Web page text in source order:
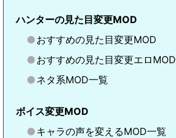
ハンターの見た目変更MOD
おすすめの見た目変更MOD
おすすめの見た目変更エロMOD
ネタ系MOD一覧
ボイス変更MOD
キャラの声を変えるMOD一覧